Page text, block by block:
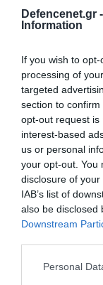
Defencenet.gr -
Information
If you wish to
processing of
targeted
section to
opt-out request is
interest-based
us or personal
your opt-out. You
disclosure of
IAB’s list of
also be disclosed
Downstream
Please note that
Personal
Ο Γιάννης
Κωνσταντίνο